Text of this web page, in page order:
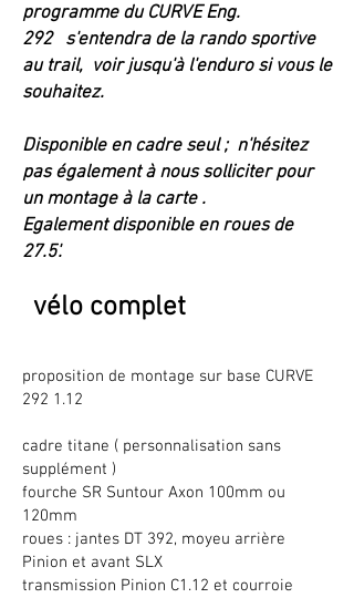
programme du CURVE Eng.
292 s'entendra de la rando sportive
au trail, voir jusqu'à l'enduro si vous le
souhaitez.
Disponible en cadre seul ; n'hésitez
pas également à nous solliciter pour
un montage à la carte .
Egalement disponible en roues de
27.5'.
vélo complet
proposition de montage sur base CURVE
292 1.12
cadre titane ( personnalisation sans
supplément )
fourche SR Suntour Axon 100mm ou
120mm
roues : jantes DT 392, moyeu arrière
Pinion et avant SLX
transmission Pinion C1.12 et courroie